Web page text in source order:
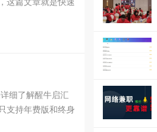
细了解醒牛启汇
支持年费版和终身